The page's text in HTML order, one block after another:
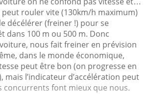
rouler vite (130km/h maximum)
décélérer (freiner !) pour se
dans 100 m ou 500 m. Donc
nous fait freiner en prévision
dans le monde économique,
peut être bon (on progresse en
mais l’indicateur d’accélération peut
concurrents font mieux que nous.